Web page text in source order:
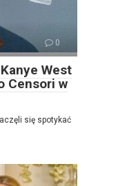
0
West
Censori w
się spotykać